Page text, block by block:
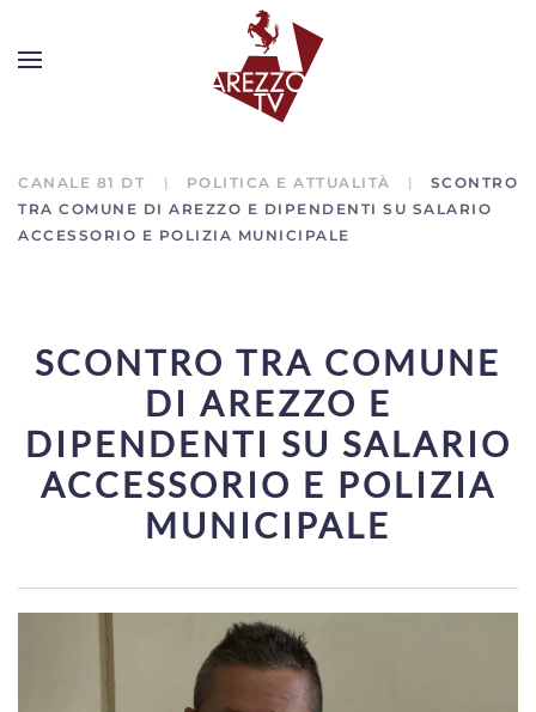
CANALE 81 DT POLITICA E ATTUALITÀ
SCONTRO
TRA COMUNE DI AREZZO E DIPENDENTI SU SALARIO
ACCESSORIO E POLIZIA MUNICIPALE
SCONTRO TRA COMUNE
DI AREZZO E
DIPENDENTI SU SALARIO
ACCESSORIO E POLIZIA
MUNICIPALE